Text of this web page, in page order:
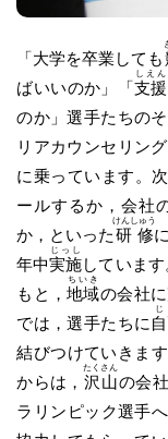
「大学を卒業しても
ばいいのか」「支援
しえん
のか」選手たちの
リアカウンセリン
に乗っています。
ールするか，会社
か，といった研修
けんしゅう
年中実施
じっし
していま
もと，地域
ちいき
の会社
では，選手たちに
結びつけていきま
からは， 沢山
たくさん
の会
ラリンピック選手